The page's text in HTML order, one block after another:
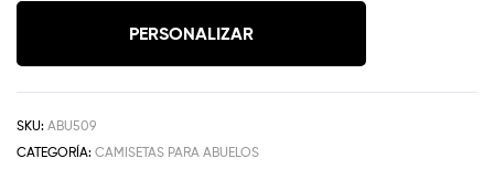
PERSONALIZAR
SKU: ABU509
CATEGORÍA: CAMISETAS PARA ABUELOS